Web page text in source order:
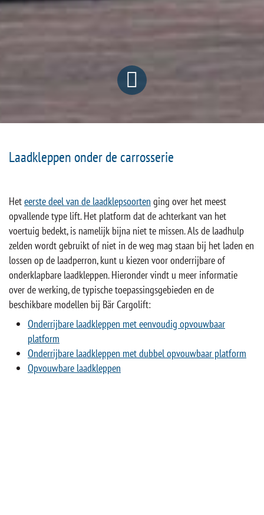
Laadkleppen onder de carrosserie
Heteerste deel van de laadklepsoorten ging over het meest
opvallende type lift. Het platform dat de achterkant van het
voertuig bedekt, is namelijk bijna niet te missen. Als de laadhulp
zelden wordt gebruikt of niet in de weg mag staan bij het laden en
lossen op de laadperron, kunt u kiezen voor onderrijbare of
onderklapbare laadkleppen. Hieronder vindt u meer informatie
over de werking, de typische toepassingsgebieden en de
beschikbare modellen bij Bär Cargolift:
Onderrijbare laadkleppen met eenvoudig opvouwbaar
platform
Onderrijbare laadkleppen met dubbel opvouwbaar platform
Opvouwbare laadkleppen